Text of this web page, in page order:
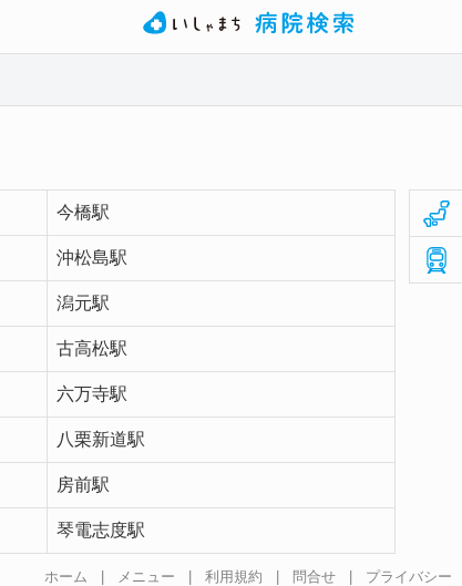
今橋駅
沖松島駅
潟元駅
古高松駅
六万寺駅
八栗新道駅
房前駅
琴電志度駅
ホーム メニュー 利用規約 問合せ
プライバシー